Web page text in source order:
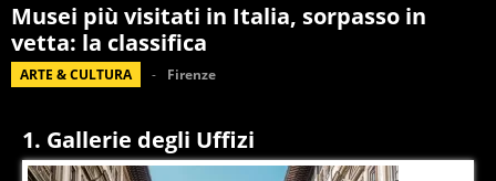
Musei più visitati in Italia, sorpasso in
vetta: la classifica
ARTE & CULTURA Firenze
1. Gallerie degli Uffizi